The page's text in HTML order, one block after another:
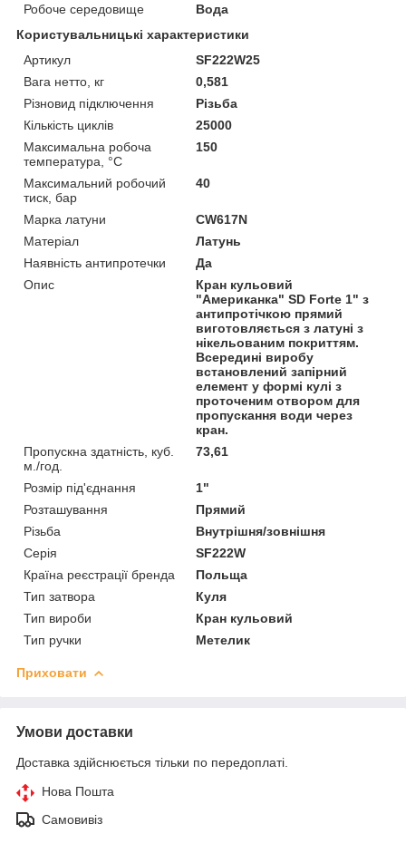
Робоче середовище
Вода
Користувальницькі характеристики
Артикул
SF222W25
Вага нетто, кг
0,581
Різновид підключення
Різьба
Кількість циклів
25000
Максимальна робоча
температура, °C
150
Максимальний робочий
тиск, бар
40
Марка латуни
CW617N
Матеріал
Латунь
Наявність антипротечки
Да
Опис
Кран кульовий
"Американка" SD Forte 1" з
антипротічкою прямий
виготовляється з латуні з
нікельованим покриттям.
Всередині виробу
встановлений запірний
елемент у формі кулі з
проточеним отвором для
пропускання води через
кран.
Пропускна здатність, куб.
м./год.
73,61
Розмір під'єднання
1"
Розташування
Прямий
Різьба
Внутрішня/зовнішня
Серія
SF222W
Країна реєстрації бренда
Польща
Тип затвора
Куля
Тип вироби
Кран кульовий
Тип ручки
Метелик
Приховати
Умови доставки
Доставка здійснюється тільки по передоплаті.
Нова Пошта
Самовивіз